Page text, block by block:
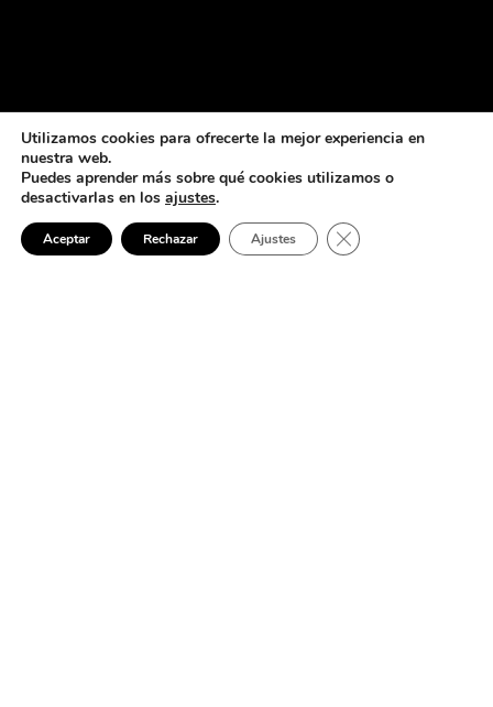
Utilizamos cookies para ofrecerte la mejor experiencia en
nuestra web.
Puedes aprender más sobre qué cookies utilizamos o
desactivarlas en los ajustes.
Aceptar Rechazar Ajustes Cerrar el banner de